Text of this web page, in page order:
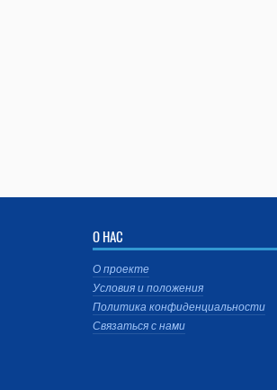
О НАС
О проекте
Условия и положения
Политика конфиденциальности
Связаться с нами